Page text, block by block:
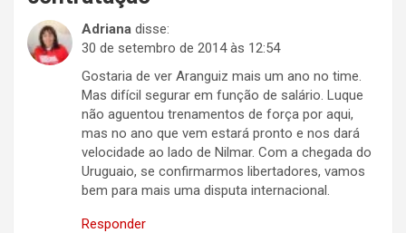
Adriana disse:
30 de setembro de 2014 às 12:54
Gostaria de ver Aranguiz mais um ano no time.
Mas difícil segurar em função de salário. Luque
não aguentou trenamentos de força por aqui,
mas no ano que vem estará pronto e nos dará
velocidade ao lado de Nilmar. Com a chegada do
Uruguaio, se confirmarmos libertadores, vamos
bem para mais uma disputa internacional.
Responder